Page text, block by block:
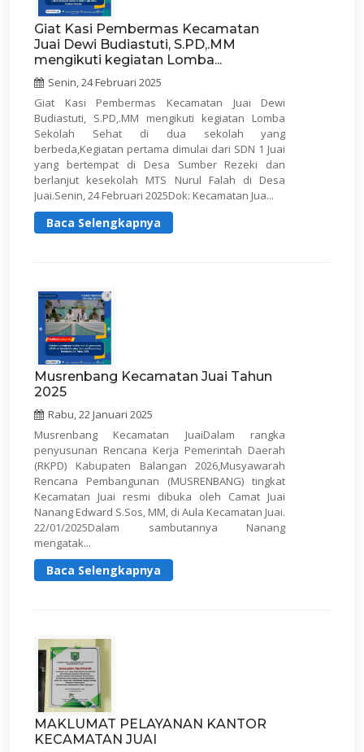
Giat Kasi Pembermas Kecamatan
Juai Dewi Budiastuti, S.PD,.MM
mengikuti kegiatan Lomba...
Senin, 24 Februari 2025
Giat Kasi Pembermas Kecamatan Juai Dewi
Budiastuti, S.PD,.MM mengikuti kegiatan Lomba
Sekolah Sehat di dua sekolah yang
berbeda,Kegiatan pertama dimulai dari SDN 1 Juai
yang bertempat di Desa Sumber Rezeki dan
berlanjut kesekolah MTS Nurul Falah di Desa
Juai.Senin, 24 Februari 2025Dok: Kecamatan Jua...
Baca Selengkapnya
Musrenbang Kecamatan Juai Tahun
2025
Rabu, 22 Januari 2025
Musrenbang Kecamatan JuaiDalam rangka
penyusunan Rencana Kerja Pemerintah Daerah
(RKPD) Kabupaten Balangan 2026,Musyawarah
Rencana Pembangunan (MUSRENBANG) tingkat
Kecamatan Juai resmi dibuka oleh Camat Juai
Nanang Edward S.Sos, MM, di Aula Kecamatan Juai.
22/01/2025Dalam sambutannya Nanang
mengatak...
Baca Selengkapnya
MAKLUMAT PELAYANAN KANTOR
KECAMATAN JUAI